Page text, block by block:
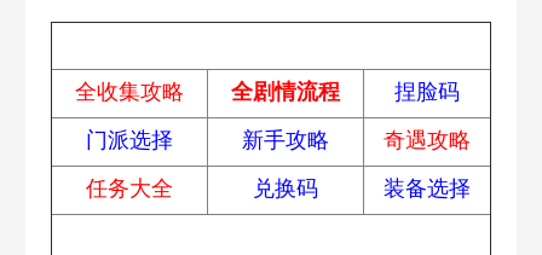
全收集攻略 全剧情流程
捏脸码
门派选择
新手攻略
奇遇攻略
任务大全
兑换码 装备选择